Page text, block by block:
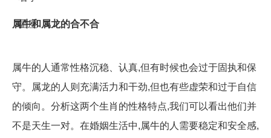
星座
属牛和属龙的合不合
属牛的人通常性格沉稳、认真,但有时候也会过于固执和保
守。属龙的人则充满活力和干劲,但也有些虚荣和过于自信
的倾向。分析这两个生肖的性格特点,我们可以看出他们并
不是天生一对。在婚姻生活中,属牛的人需要稳定和安全感,